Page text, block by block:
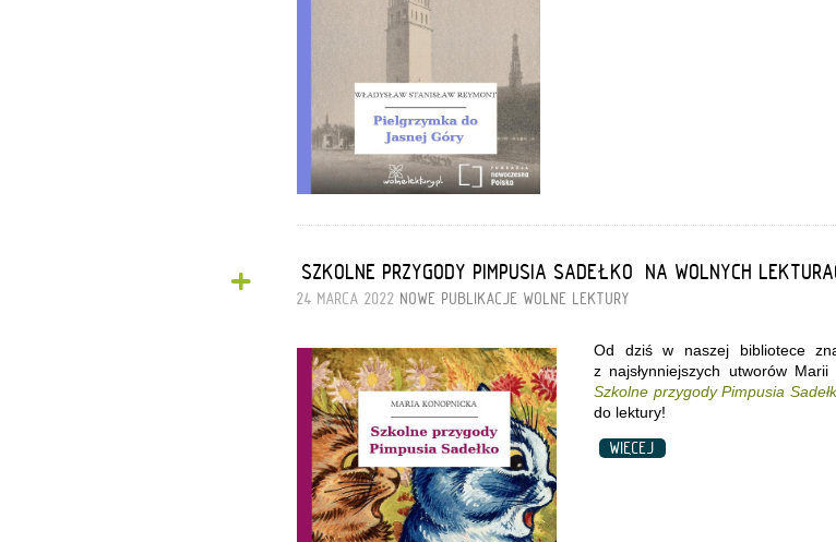
+ „SZKOLNE PRZYGODY PIMPUSIA SADEŁKO” NA WOLNYCH
24 MARCA 2022 NOWE PUBLIKACJE WOLNE LEKTURY
Od dziś w naszej bibliotece
z najsłynniejszych utworów
Szkolne przygody Pimpusia
do lektury!
WIĘCEJ